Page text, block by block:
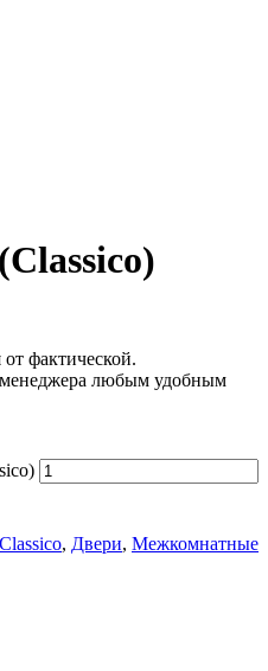
фактической.
любым удобным
Classico, Двери, Межкомнатные